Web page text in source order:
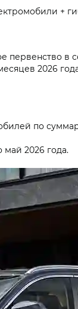
+
первенство в
2026
по
2026 года.